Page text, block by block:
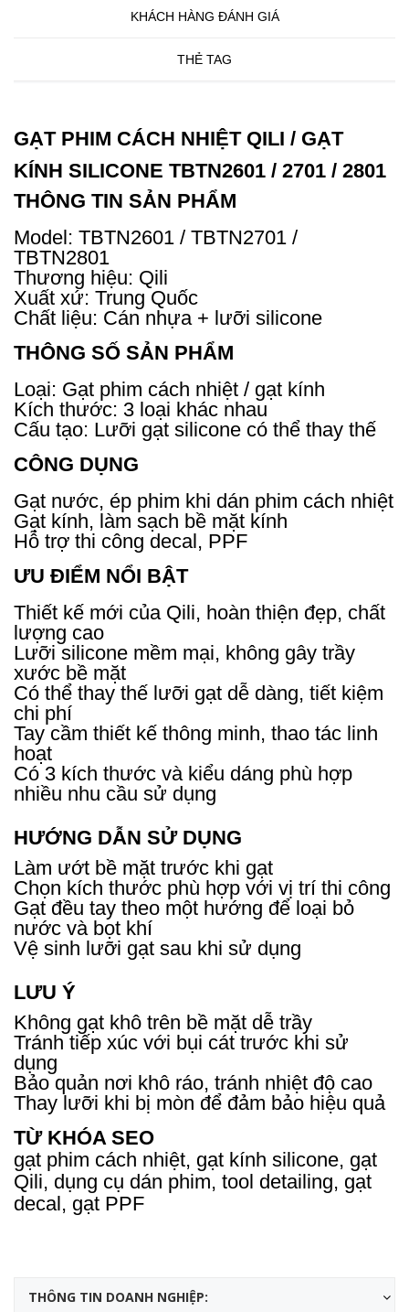
KHÁCH HÀNG ĐÁNH GIÁ
THẺ TAG
GẠT PHIM CÁCH NHIỆT QILI / GẠT
KÍNH SILICONE TBTN2601 / 2701 / 2801
THÔNG TIN SẢN PHẨM
Model: TBTN2601 / TBTN2701 /
TBTN2801
Thương hiệu: Qili
Xuất xứ: Trung Quốc
Chất liệu: Cán nhựa + lưỡi silicone
THÔNG SỐ SẢN PHẨM
Loại: Gạt phim cách nhiệt / gạt kính
Kích thước: 3 loại khác nhau
Cấu tạo: Lưỡi gạt silicone có thể thay thế
CÔNG DỤNG
Gạt nước, ép phim khi dán phim cách nhiệt
Gạt kính, làm sạch bề mặt kính
Hỗ trợ thi công decal, PPF
ƯU ĐIỂM NỔI BẬT
Thiết kế mới của Qili, hoàn thiện đẹp, chất
lượng cao
Lưỡi silicone mềm mại, không gây trầy
xước bề mặt
Có thể thay thế lưỡi gạt dễ dàng, tiết kiệm
chi phí
Tay cầm thiết kế thông minh, thao tác linh
hoạt
Có 3 kích thước và kiểu dáng phù hợp
nhiều nhu cầu sử dụng
HƯỚNG DẪN SỬ DỤNG
Làm ướt bề mặt trước khi gạt
Chọn kích thước phù hợp với vị trí thi công
Gạt đều tay theo một hướng để loại bỏ
nước và bọt khí
Vệ sinh lưỡi gạt sau khi sử dụng
LƯU Ý
Không gạt khô trên bề mặt dễ trầy
Tránh tiếp xúc với bụi cát trước khi sử
dụng
Bảo quản nơi khô ráo, tránh nhiệt độ cao
Thay lưỡi khi bị mòn để đảm bảo hiệu quả
TỪ KHÓA SEO
gạt phim cách nhiệt, gạt kính silicone, gạt
Qili, dụng cụ dán phim, tool detailing, gạt
decal, gạt PPF
THÔNG TIN DOANH NGHIỆP: